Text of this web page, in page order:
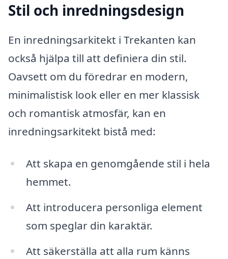
Stil och inredningsdesign
En inredningsarkitekt i Trekanten kan
också hjälpa till att definiera din stil.
Oavsett om du föredrar en modern,
minimalistisk look eller en mer klassisk
och romantisk atmosfär, kan en
inredningsarkitekt bistå med:
Att skapa en genomgående stil i hela
hemmet.
Att introducera personliga element
som speglar din karaktär.
Att säkerställa att alla rum känns